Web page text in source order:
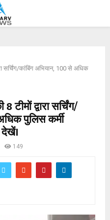
सर्चिंग/कांबिंग अभियान, 100 से अधिक
टीमों द्वारा सर्चिंग/
पुलिस कर्मी
149